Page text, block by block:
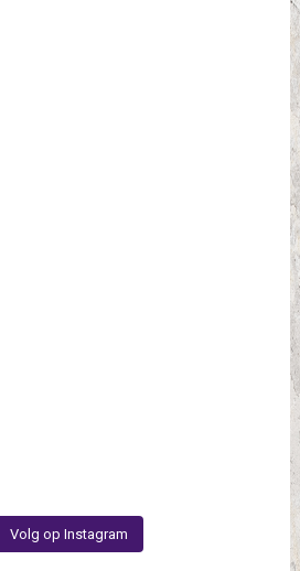
Volg op Instagram